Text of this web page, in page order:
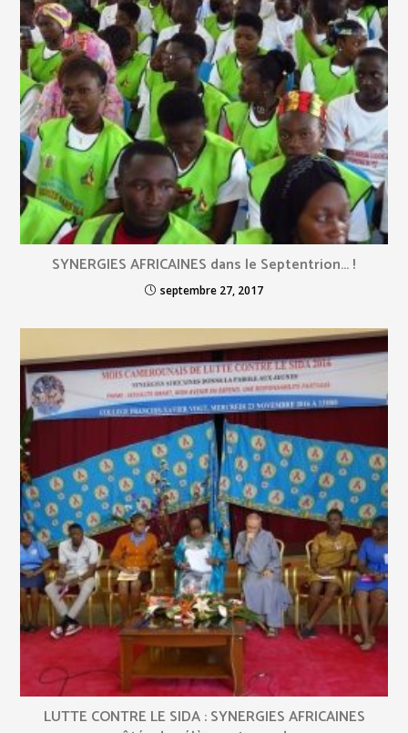
SYNERGIES AFRICAINES dans le Septentrion… !
septembre 27, 2017
LUTTE CONTRE LE SIDA : SYNERGIES AFRICAINES